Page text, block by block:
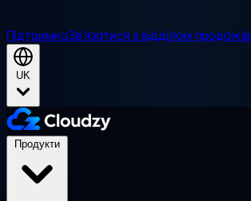
ПідтримкаЗв'язатися з відділом продажів
UK